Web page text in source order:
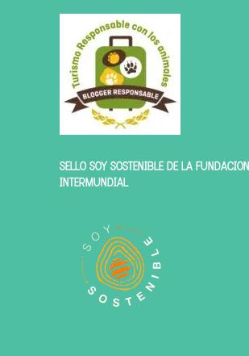
SELLO SOY SOSTENIBLE DE LA FUNDACIÓN
INTERMUNDIAL